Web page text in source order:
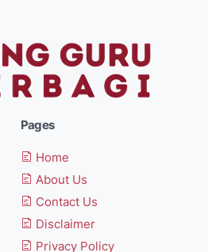
Pages
Home
About Us
Contact Us
Disclaimer
Privacy Policy